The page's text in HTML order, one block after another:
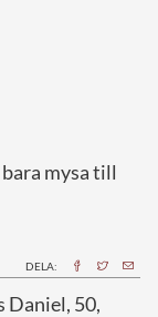
mysa till
DELA:
Daniel, 50,